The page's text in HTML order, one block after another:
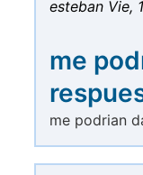
esteban Vie,
me
me podrian